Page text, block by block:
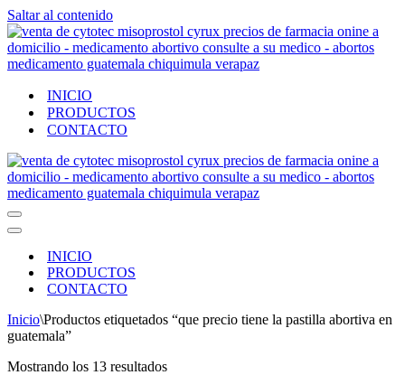
Saltar al contenido
INICIO
PRODUCTOS
CONTACTO
Menú
de
Menú
navegación
INICIO
PRODUCTOS
CONTACTO
Inicio\Productos etiquetados “que precio tiene la pastilla abortiva en
guatemala”
Mostrando los 13 resultadosOrdenado